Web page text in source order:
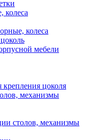
колеса
колеса
мебели
цоколя
механизмы
столов, механизмы